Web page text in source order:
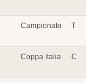
Campionato T
Coppa Italia C